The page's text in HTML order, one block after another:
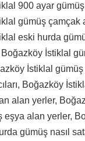
900 ayar
gümüş çamçak
eski hurda
İstiklal
İstiklal gümüş
Boğazköy
alan yerler,
eşya alan yerler,
gümüş nasıl